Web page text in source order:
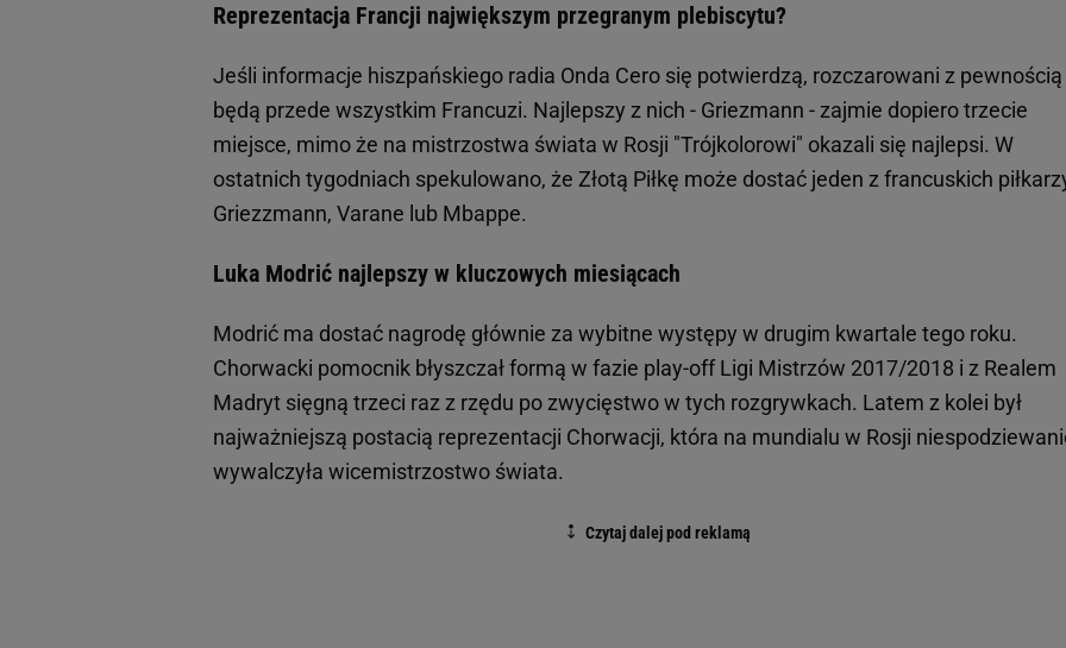
Reprezentacja Francji największym przegranym plebiscytu?
Jeśli informacje hiszpańskiego radia Onda Cero się potwierdzą, rozczarowani z pewnością
będą przede wszystkim Francuzi. Najlepszy z nich - Griezmann - zajmie dopiero trzecie
miejsce, mimo że na mistrzostwa świata w Rosji "Trójkolorowi" okazali się najlepsi. W
ostatnich tygodniach spekulowano, że Złotą Piłkę może dostać jeden z francuskich
Griezzmann, Varane lub Mbappe.
Luka Modrić najlepszy w kluczowych miesiącach
Modrić ma dostać nagrodę głównie za wybitne występy w drugim kwartale tego roku.
Chorwacki pomocnik błyszczał formą w fazie play-off Ligi Mistrzów 2017/2018 i z Realem
Madryt sięgną trzeci raz z rzędu po zwycięstwo w tych rozgrywkach. Latem z kolei był
najważniejszą postacią reprezentacji Chorwacji, która na mundialu w Rosji
wywalczyła wicemistrzostwo świata.